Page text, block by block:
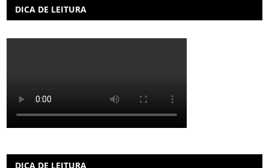
DICA DE LEITURA
DICA DE LEITURA